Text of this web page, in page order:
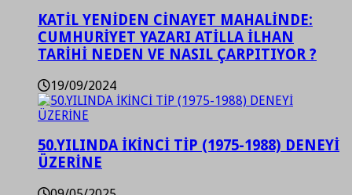
KATİL YENİDEN CİNAYET MAHALİNDE:
CUMHURİYET YAZARI ATİLLA İLHAN
TARİHİ NEDEN VE NASIL ÇARPITIYOR ?
19/09/2024
50.YILINDA İKİNCİ TİP (1975-1988) DENEYİ
ÜZERİNE